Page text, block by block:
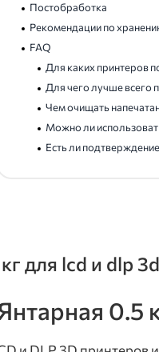
Постобработка
Рекомендации по
FAQ
Для каких принтеров
Для чего лучше всего
Чем очищать
Можно ли
Есть ли
для lcd и dlp
0.5